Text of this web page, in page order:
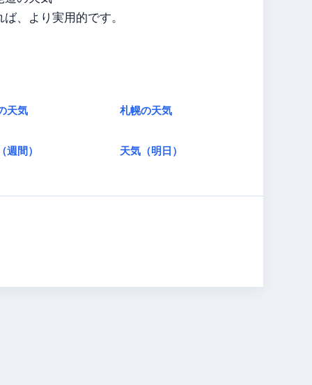
、より実用的です。
天気 札幌の天気
週間） 天気（明日）